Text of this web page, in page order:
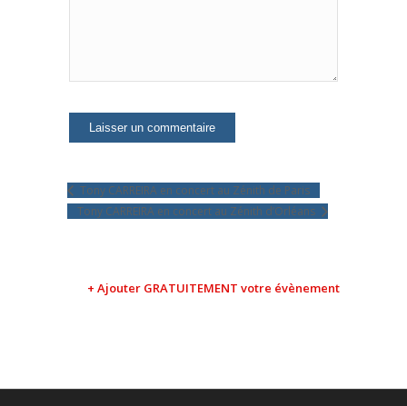
Tony CARREIRA en concert au Zénith de Paris
Tony CARREIRA en concert au Zénith d’Orléans
+ Ajouter GRATUITEMENT votre évènement